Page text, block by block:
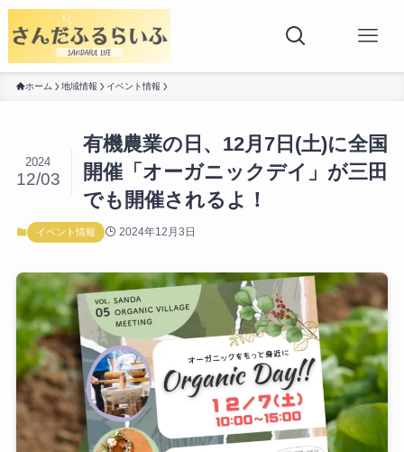
ホーム 地域情報 イベント情報
有機農業の日、12月7日(土)に全国
開催「オーガニックデイ」が三田
でも開催されるよ！
2024
12/03
イベント情報 2024年12月3日